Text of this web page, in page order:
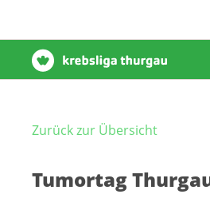
Zurück zur Übersicht
Tumortag